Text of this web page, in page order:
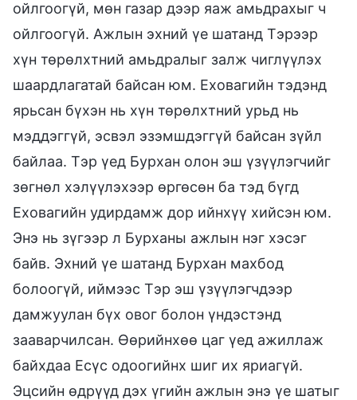
ойлгоогүй, мөн газар дээр яаж амьдрахыг ч
ойлгоогүй. Ажлын эхний үе шатанд Тэрээр
хүн төрөлхтний амьдралыг залж чиглүүлэх
шаардлагатай байсан юм. Еховагийн тэдэнд
ярьсан бүхэн нь хүн төрөлхтний урьд нь
мэддэггүй, эсвэл эзэмшдэггүй байсан зүйл
байлаа. Тэр үед Бурхан олон эш үзүүлэгчийг
зөгнөл хэлүүлэхээр өргөсөн ба тэд бүгд
Еховагийн удирдамж дор ийнхүү хийсэн юм.
Энэ нь зүгээр л Бурханы ажлын нэг хэсэг
байв. Эхний үе шатанд Бурхан махбод
болоогүй, иймээс Тэр эш үзүүлэгчдээр
дамжуулан бүх овог болон үндэстэнд
зааварчилсан. Өөрийнхөө цаг үед ажиллаж
байхдаа Есүс одоогийнх шиг их яриагүй.
Эцсийн өдрүүд дэх үгийн ажлын энэ үе шатыг